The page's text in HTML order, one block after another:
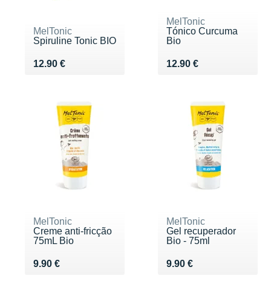
MelTonic
Spiruline Tonic BIO
12.90 €
Vendu 12.90 €
MelTonic
Tónico Curcuma
Bio
12.90 €
Vendu 12.90 €
MelTonic
Creme anti-fricção
75mL Bio
9.90 €
Vendu 9.90 €
MelTonic
Gel recuperador
Bio - 75ml
9.90 €
Vendu 9.90 €